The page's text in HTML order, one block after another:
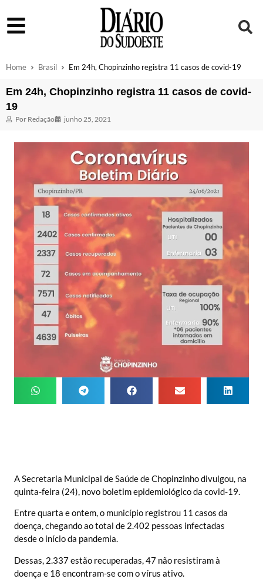
Home Brasil Em 24h, Chopinzinho registra 11 casos de covid-19
Em 24h, Chopinzinho registra 11 casos de covid-
19
Por Redação junho 25, 2021
A Secretaria Municipal de Saúde de Chopinzinho divulgou, na
quinta-feira (24), novo boletim epidemiológico da covid-19.
Entre quarta e ontem, o município registrou 11 casos da
doença, chegando ao total de 2.402 pessoas infectadas
desde o início da pandemia.
Dessas, 2.337 estão recuperadas, 47 não resistiram à
doença e 18 encontram-se com o vírus ativo.